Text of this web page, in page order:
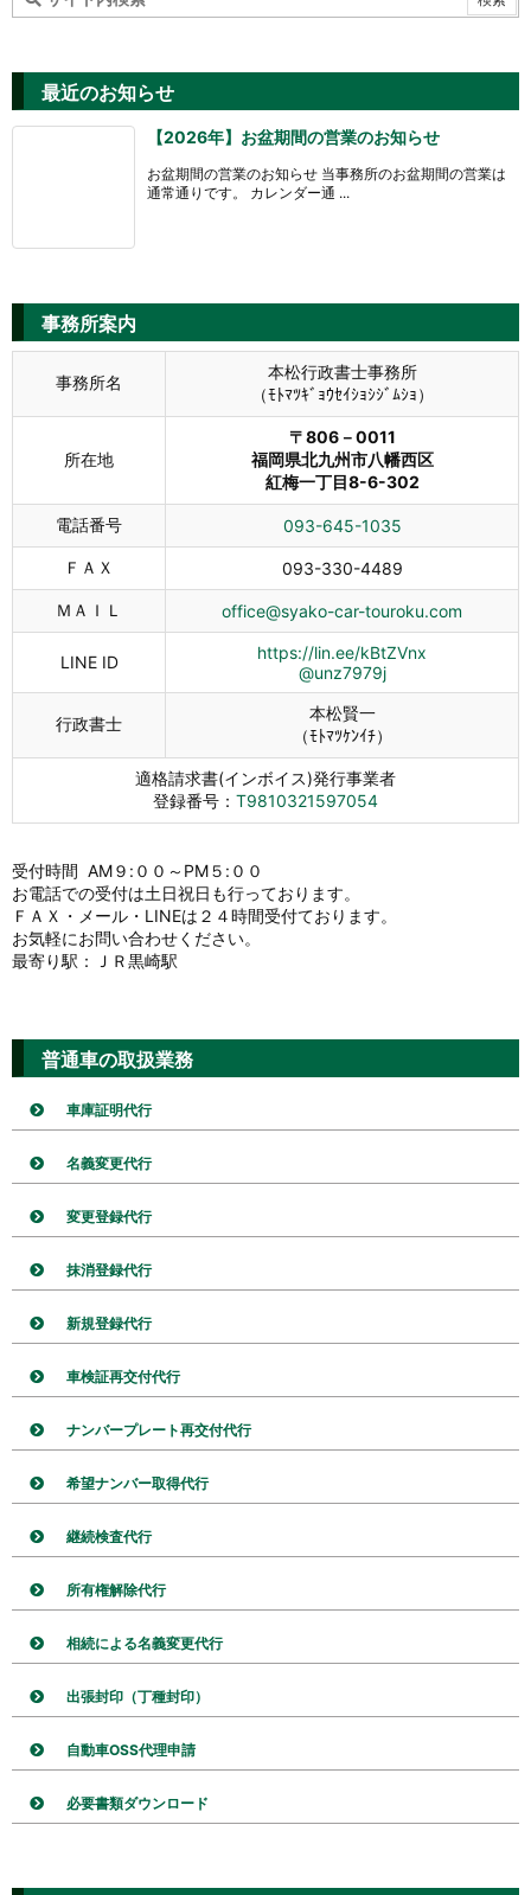
最近のお知らせ
【2026年】お盆期間の営業のお知らせ
お盆期間の営業のお知らせ 当事務所のお盆期間の営業は
通常通りです。 カレンダー通 ...
事務所案内
事務所名
本松行政書士事務所
（ﾓﾄﾏﾂｷﾞｮｳｾｲｼｮｼｼﾞﾑｼｮ）
所在地
〒806－0011
福岡県北九州市八幡西区
紅梅一丁目8-6-302
電話番号 093-645-1035
ＦＡＸ 093-330-4489
ＭＡＩＬ office@syako-car-touroku.com
LINE ID
https://lin.ee/kBtZVnx
@unz7979j
行政書士
本松賢一
（ﾓﾄﾏﾂｹﾝｲﾁ）
適格請求書(インボイス)発行事業者
登録番号： T9810321597054
受付時間 AM９:００～PM５:００
お電話での受付は土日祝日も行っております。
ＦＡＸ・メール・LINEは２４時間受付ております。
お気軽にお問い合わせください。
最寄り駅：ＪＲ黒崎駅
普通車の取扱業務
車庫証明代行
名義変更代行
変更登録代行
抹消登録代行
新規登録代行
車検証再交付代行
ナンバープレート再交付代行
希望ナンバー取得代行
継続検査代行
所有権解除代行
相続による名義変更代行
出張封印（丁種封印）
自動車OSS代理申請
必要書類ダウンロード